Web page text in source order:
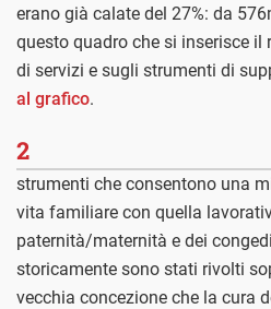
erano già calate del 27%: da
questo quadro che si inserisce il
di servizi e sugli strumenti di
al grafico.
2
strumenti che consentono una
vita familiare con quella
paternità/maternità e dei
storicamente sono stati rivolti
vecchia concezione che la cura